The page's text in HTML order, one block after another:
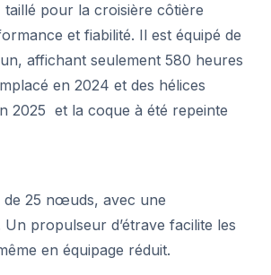
taillé pour la croisière côtière
et fiabilité. Il est équipé de
affichant seulement 580 heures
en 2024 et des hélices
2025 et la coque à été repeinte
de 25 nœuds, avec une
propulseur d’étrave facilite les
en équipage réduit.